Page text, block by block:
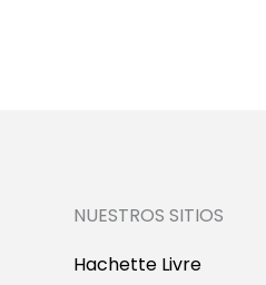
NUESTROS SITIOS
Hachette Livre